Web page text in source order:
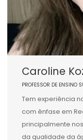
Caroline
PROFESSOR DE ENSINO
Tem experiência
com ênfase em
principalmente
da qualidade da